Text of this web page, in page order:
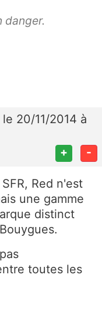
danger.
le 20/11/2014 à
+ -
Red n'est
une gamme
distinct
toutes les